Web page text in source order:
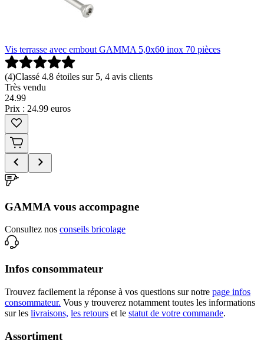
Vis terrasse avec embout GAMMA 5,0x60 inox 70 pièces
(4)Classé 4.8 étoiles sur 5, 4 avis clients
Très vendu
24.99
Prix : 24.99 euros
GAMMA vous accompagne
Consultez nos conseils bricolage
Infos consommateur
Trouvez facilement la réponse à vos questions sur notre page infos
consommateur. Vous y trouverez notamment toutes les informations
sur les livraisons, les retours et le statut de votre commande.
Assortiment